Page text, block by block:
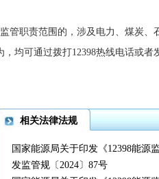
职责范围的，涉及电力、煤炭、
均可通过拨打12398热线电话或
相关法律法规
国家能源局关于印发《12398能源
发监管规〔2024〕87号